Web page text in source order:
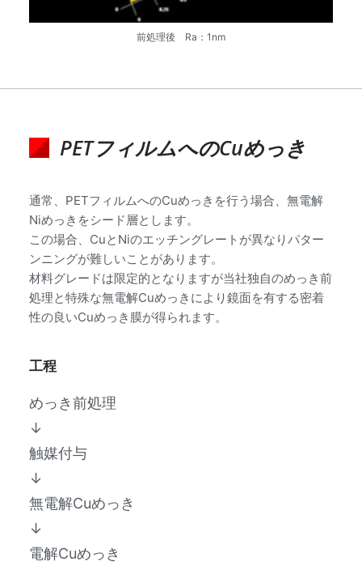
前処理後 Ra：1nm
PETフィルムへのCuめっき
通常、PETフィルムへのCuめっきを行う場合、無電解
Niめっきをシード層とします。
この場合、CuとNiのエッチングレートが異なりパター
ンニングが難しいことがあります。
材料グレードは限定的となりますが当社独自のめっき前
処理と特殊な無電解Cuめっきにより鏡面を有する密着
性の良いCuめっき膜が得られます。
工程
めっき前処理
↓
触媒付与
↓
無電解Cuめっき
↓
電解Cuめっき